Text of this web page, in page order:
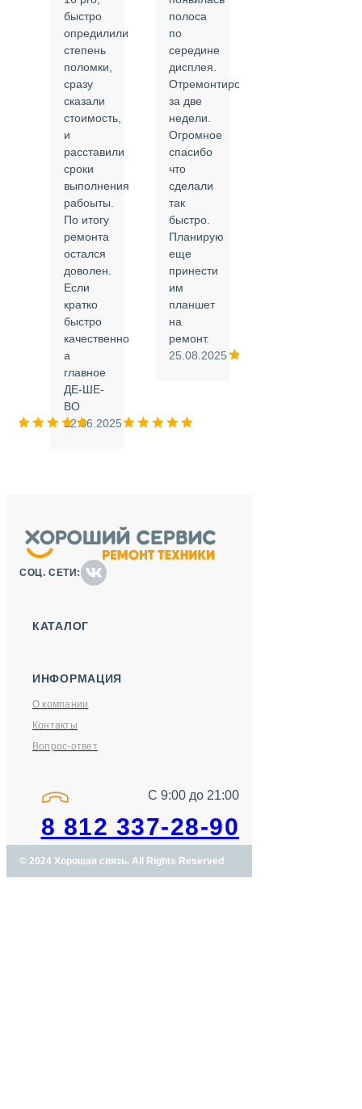
быстро
опредилили
степень
поломки,
сразу
сказали
стоимость,
и
расставили
сроки
выполнения
рабоыты.
По итогу
ремонта
остался
доволен.
Если
кратко
быстро
качественно
а
главное
ДЕ-ШЕ-
ВО
12.06.2025
полоса
по
середине
дисплея.
Отремонтировали
за две
недели.
Огромное
спасибо
что
сделали
так
быстро.
Планирую
еще
принести
им
планшет
на
ремонт.
25.08.2025
СОЦ. СЕТИ:
КАТАЛОГ
ИНФОРМАЦИЯ
О компании
Контакты
Вопрос-ответ
С 9:00 до 21:00
8 812 337-28-90
© 2024 Хорошая связь. All Rights Reserved